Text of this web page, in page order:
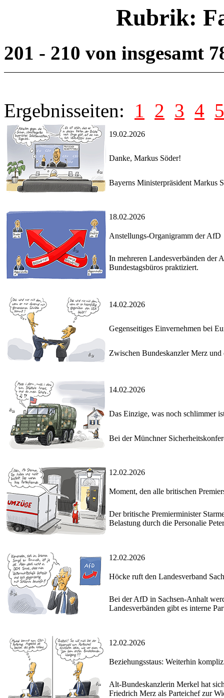
Rubrik:
201 - 210 von insgesamt
Ergebnisseiten: 1 2 3 4 5
19.02.2026
Danke, Markus Söder!
Bayerns Ministerpräsident Markus
18.02.2026
Anstellungs-Organigramm der AfD
In mehreren Landesverbänden der
Bundestagsbüros praktiziert.
14.02.2026
Gegenseitiges Einvernehmen bei
Zwischen Bundeskanzler Merz und
14.02.2026
Das Einzige, was noch schlimmer
Bei der Münchner
12.02.2026
Moment, den alle britischen
Der britische Premierminister
Belastung durch die Personalie
12.02.2026
Höcke ruft den Landesverband
Bei der AfD in Sachsen-Anhalt
Landesverbänden gibt es interne
12.02.2026
Beziehungsstaus: Weiterhin
Alt-Bundeskanzlerin Merkel hat
Friedrich Merz als Parteichef zur